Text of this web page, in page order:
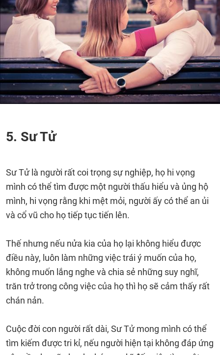
5. Sư Tử
Sư Tử là người rất coi trọng sự nghiệp, họ hi vọng
mình có thể tìm được một người thấu hiểu và ủng hộ
mình, hi vọng rằng khi mệt mỏi, người ấy có thể an ủi
và cổ vũ cho họ tiếp tục tiến lên.
Thế nhưng nếu nửa kia của họ lại không hiểu được
điều này, luôn làm những việc trái ý muốn của họ,
không muốn lắng nghe và chia sẻ những suy nghĩ,
trăn trở trong công việc của họ thì họ sẽ cảm thấy rất
chán nản.
Cuộc đời con người rất dài, Sư Tử mong mình có thể
tìm kiếm được tri kỉ, nếu người hiện tại không đáp ứng